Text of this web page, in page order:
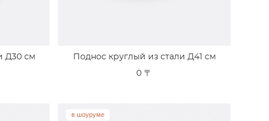
Д30 см
Поднос круглый из стали Д41 см
0 〒
в шоуруме